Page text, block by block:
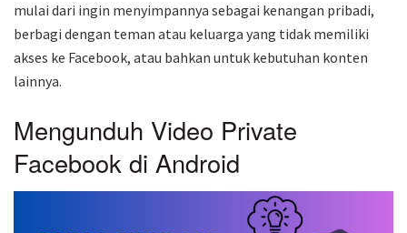
mulai dari ingin menyimpannya sebagai kenangan pribadi,
berbagi dengan teman atau keluarga yang tidak memiliki
akses ke Facebook, atau bahkan untuk kebutuhan konten
lainnya.
Mengunduh Video Private
Facebook di Android